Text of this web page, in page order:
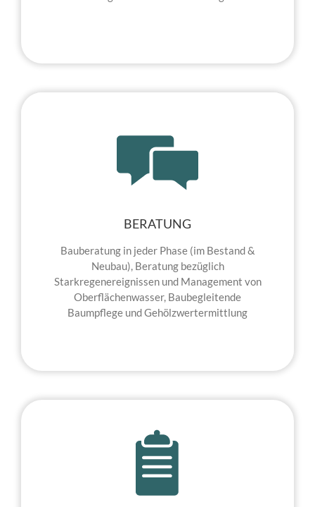
BERATUNG
Bauberatung in jeder Phase (im Bestand &
Neubau), Beratung bezüglich
Starkregenereignissen und Management von
Oberflächenwasser, Baubegleitende
Baumpflege und Gehölzwertermittlung